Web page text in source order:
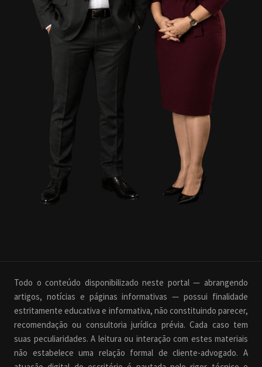
Todo o conteúdo disponibilizado neste portal — abrangendo
artigos, notícias e páginas informativas — possui finalidade
estritamente educativa e informativa, não constituindo parecer,
recomendação ou consultoria jurídica prévia. Cada caso tem
suas peculiaridades. A leitura ou interação com estes materiais
não estabelece uma relação formal de cliente-advogado. A